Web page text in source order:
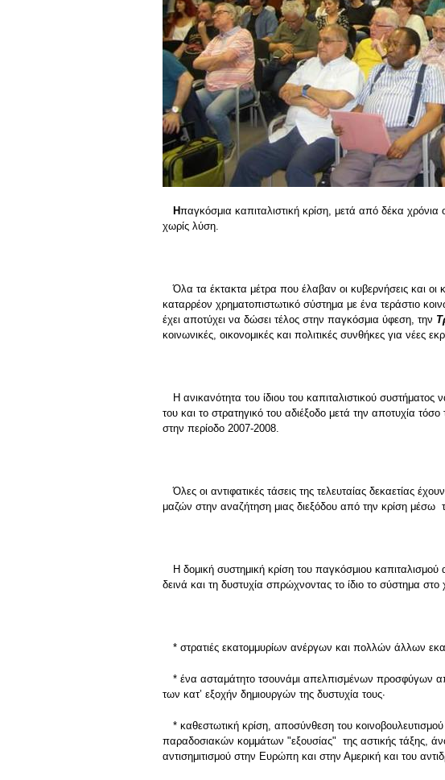
Ηπαγκόσμια καπιταλιστική κρίση, μετά από δέκα χρόνια
χωρίς λύση.
Όλα τα έκτακτα μέτρα που έλαβαν οι κυβερνήσεις και οι
καταρρέον χρηματοπιστωτικό σύστημα με ένα τεράστιο
έχει αποτύχει να δώσει τέλος στην παγκόσμια ύφεση, την
κοινωνικές, οικονομικές και πολιτικές συνθήκες για νέες
Η ανικανότητα του ίδιου του καπιταλιστικού
του και το στρατηγικό του αδιέξοδο μετά την αποτυχία
στην περίοδο 2007-2008.
Όλες οι αντιφατικές τάσεις της τελευταίας δεκαετίας
μαζών στην αναζήτηση μιας διεξόδου από την κρίση μέσω
Η δομική συστημική κρίση του παγκόσμιου
δεινά και τη δυστυχία σπρώχνοντας το ίδιο το σύστημα στο
* στρατιές εκατομμυρίων ανέργων και πολλών άλλων
* ένα ασταμάτητο τσουνάμι απελπισμένων προσφύγων
των κατ’ εξοχήν δημιουργών της δυστυχία τους·
* καθεστωτική κρίση, αποσύνθεση του
παραδοσιακών κομμάτων "εξουσίας" της αστικής τάξης,
αντισημιτισμού στην Ευρώπη και στην Αμερική και του